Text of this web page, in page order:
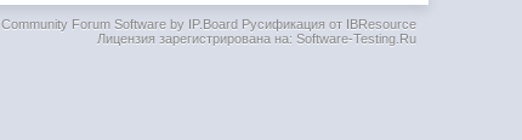
Community Forum Software by IP.BoardРусификация от IBResource
Лицензия зарегистрирована на: Software-Testing.Ru